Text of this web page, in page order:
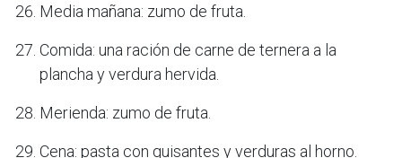
Media mañana: zumo de fruta.
Comida: una ración de carne de ternera a la
plancha y verdura hervida.
Merienda: zumo de fruta.
Cena: pasta con guisantes y verduras al horno.